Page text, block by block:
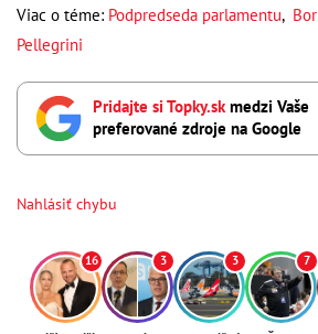
Viac o téme: Podpredseda parlamentu,
Pellegrini
Pridajte si Topky.skmedzi Vaše
preferované zdroje na Google
Nahlásiť chybu
16 3 3 7